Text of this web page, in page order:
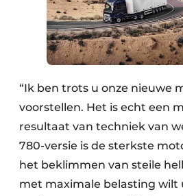
“Ik ben trots u onze nieuwe
voorstellen. Het is echt een
resultaat van techniek van
780-versie is de sterkste
het beklimmen van steile
met maximale belasting wilt